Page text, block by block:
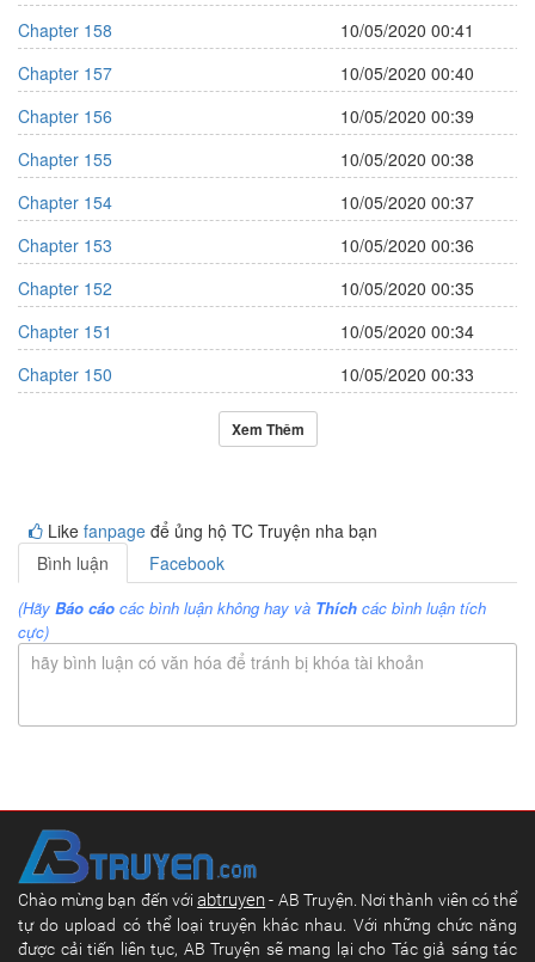
Chapter 158
10/05/2020 00:41
Chapter 157
10/05/2020 00:40
Chapter 156
10/05/2020 00:39
Chapter 155
10/05/2020 00:38
Chapter 154
10/05/2020 00:37
Chapter 153
10/05/2020 00:36
Chapter 152
10/05/2020 00:35
Chapter 151
10/05/2020 00:34
Chapter 150
10/05/2020 00:33
Xem Thêm
Like fanpage để ủng hộ TC Truyện nha bạn
Bình luận
Facebook
(Hãy Báo cáo các bình luận không hay và Thích các bình luận tích
cực)
hãy bình luận có văn hóa để tránh bị khóa tài khoản
Chào mừng bạn đến vớiabtruyen- AB Truyện. Nơi thành viên có thể
tự do upload có thể loại truyện khác nhau. Với những chức năng
được cải tiến liên tục, AB Truyện sẽ mang lại cho Tác giả sáng tác